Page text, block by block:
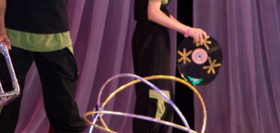
Молдавской Республики Алёна Александровна и
«Энтузиасты» Дома культуры с. Делакеу,
руководитель Отличный работник культуры
Республики Пётр Петрович Дижмару;
«Сперанца» Дома культуры посёлка Красное,
руководитель Отличный работник культуры